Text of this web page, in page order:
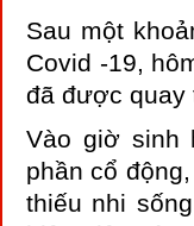
Sau một
Covid -19,
đã được quay
Vào giờ sinh
phần cổ
thiếu nhi